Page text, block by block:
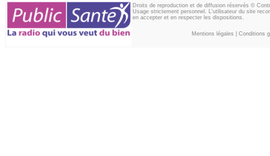
Droits de reproduction et de diffusion réservés ©
Usage strictement personnel. L'utilisateur du site
en accepter et en respecter les dispositions.
Mentions légales Conditions